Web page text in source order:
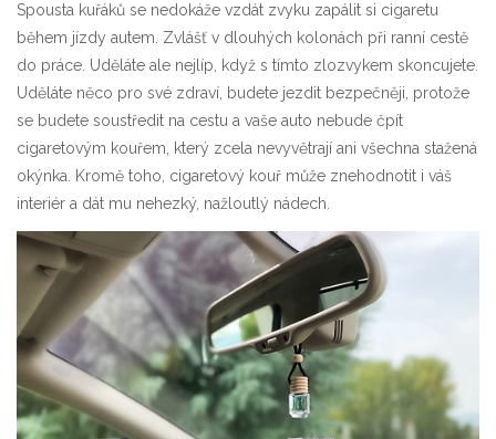
Spousta kuřáků se nedokáže vzdát zvyku zapálit si cigaretu
během jízdy autem. Zvlášť v dlouhých kolonách při ranní cestě
do práce. Uděláte ale nejlíp, když s tímto zlozvykem skoncujete.
Uděláte něco pro své zdraví, budete jezdit bezpečněji, protože
se budete soustředit na cestu a vaše auto nebude čpít
cigaretovým kouřem, který zcela nevyvětrají ani všechna stažená
okýnka. Kromě toho, cigaretový kouř může znehodnotit i váš
interiér a dát mu nehezký, nažloutlý nádech.